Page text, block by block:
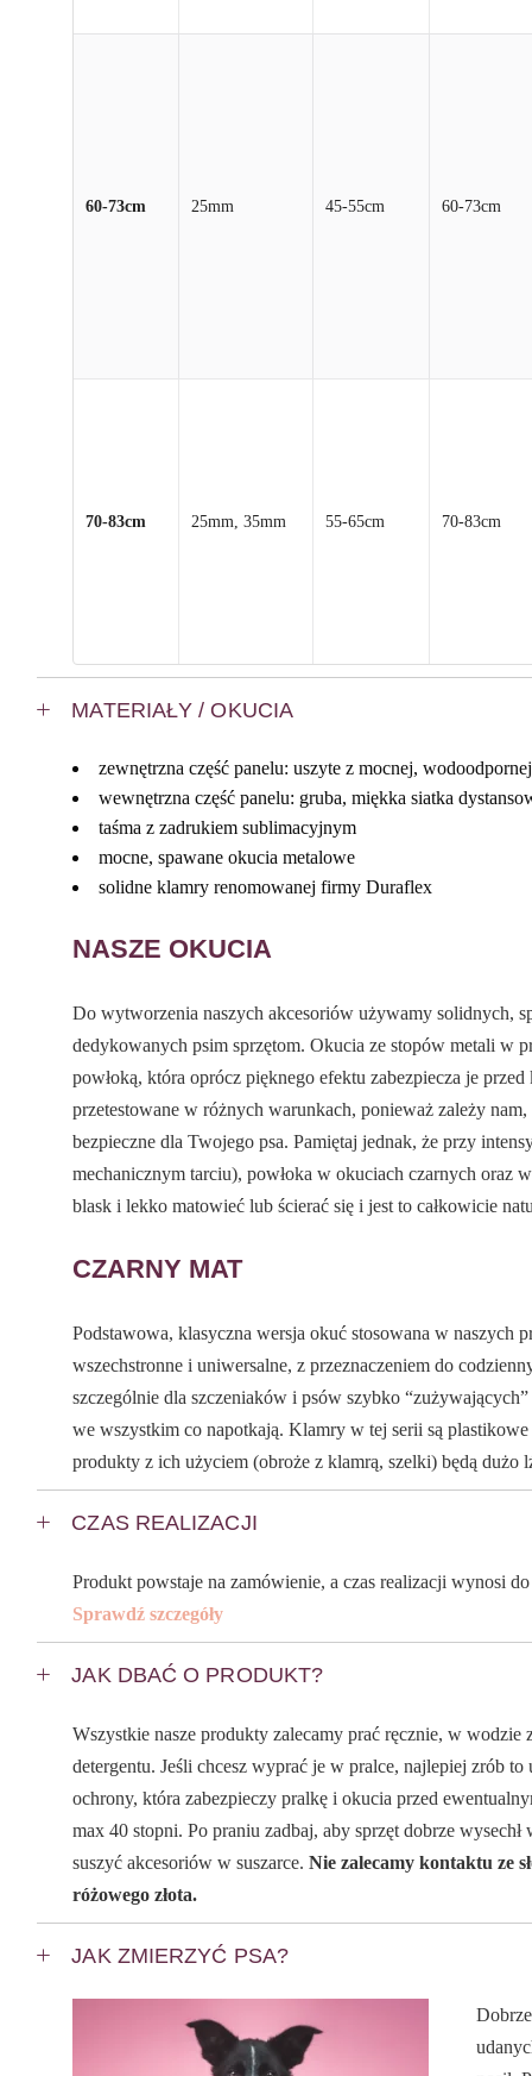
60-73cm 25mm 45-55cm 60-73cm
70-83cm 25mm, 35mm 55-65cm 70-83cm
MATERIAŁY / OKUCIA
zewnętrzna część panelu: uszyte z mocnej,
wewnętrzna część panelu: gruba, miękka siatka
taśma z zadrukiem sublimacyjnym
mocne, spawane okucia metalowe
solidne klamry renomowanej firmy Duraflex
NASZE OKUCIA
Do wytworzenia naszych akcesoriów używamy solidnych,
dedykowanych psim sprzętom. Okucia ze stopów metali w
powłoką, która oprócz pięknego efektu zabezpiecza je
przetestowane w różnych warunkach, ponieważ zależy
bezpieczne dla Twojego psa. Pamiętaj jednak, że przy
mechanicznym tarciu), powłoka w okuciach czarnych oraz
blask i lekko matowieć lub ścierać się i jest to całkowicie
CZARNY MAT
Podstawowa, klasyczna wersja okuć stosowana w
wszechstronne i uniwersalne, z przeznaczeniem do
szczególnie dla szczeniaków i psów szybko
we wszystkim co napotkają. Klamry w tej serii są
produkty z ich użyciem (obroże z klamrą, szelki) będą dużo
CZAS REALIZACJI
Produkt powstaje na zamówienie, a czas realizacji wynosi
Sprawdź szczegóły
JAK DBAĆ O PRODUKT?
Wszystkie nasze produkty zalecamy prać ręcznie, w wodzie
detergentu. Jeśli chcesz wyprać je w pralce, najlepiej zrób
ochrony, która zabezpieczy pralkę i okucia przed
max 40 stopni. Po praniu zadbaj, aby sprzęt dobrze
suszyć akcesoriów w suszarce.Nie zalecamy kontaktu ze
różowego złota.
JAK ZMIERZYĆ PSA?